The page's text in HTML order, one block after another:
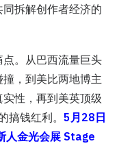
拆解创作者经济的
。从巴西流量巨头
，到美比两地博主
性，再到美英顶级
搞钱红利。 5月28日
人金光会展 Stage